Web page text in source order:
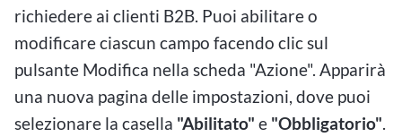
richiedere ai clienti B2B. Puoi abilitare o
modificare ciascun campo facendo clic sul
pulsante Modifica nella scheda "Azione". Apparirà
una nuova pagina delle impostazioni, dove puoi
selezionare la casella "Abilitato" e "Obbligatorio".